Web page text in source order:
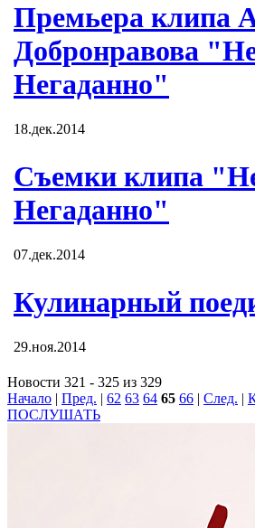
Премьера клипа
Добронравова
Негаданно"
18.дек.2014
Съемки клипа
Негаданно"
07.дек.2014
Кулинарный
29.ноя.2014
Новости 321 - 325 из 329
Начало | Пред. | 62 63 64 65 66 | След. |
ПОСЛУШАТЬ